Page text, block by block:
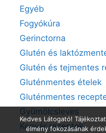
Egyéb
Fogyókúra
Gerinctorna
Glutén és
Glutén és tejmentes
Gluténmentes ételek
Gluténmentes
Gyümölcsleves
Kenyér receptek
Kedves Látogató!
élmény fokozásának